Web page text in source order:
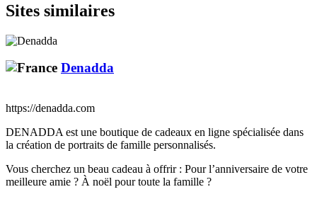
Sites similaires
Denadda
https://denadda.com
DENADDA est une boutique de cadeaux en ligne spécialisée dans
la création de portraits de famille personnalisés.
Vous cherchez un beau cadeau à offrir : Pour l’anniversaire de votre
meilleure amie ? À noël pour toute la famille ?